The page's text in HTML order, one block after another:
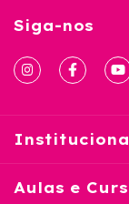
Siga-nos
Aulas e